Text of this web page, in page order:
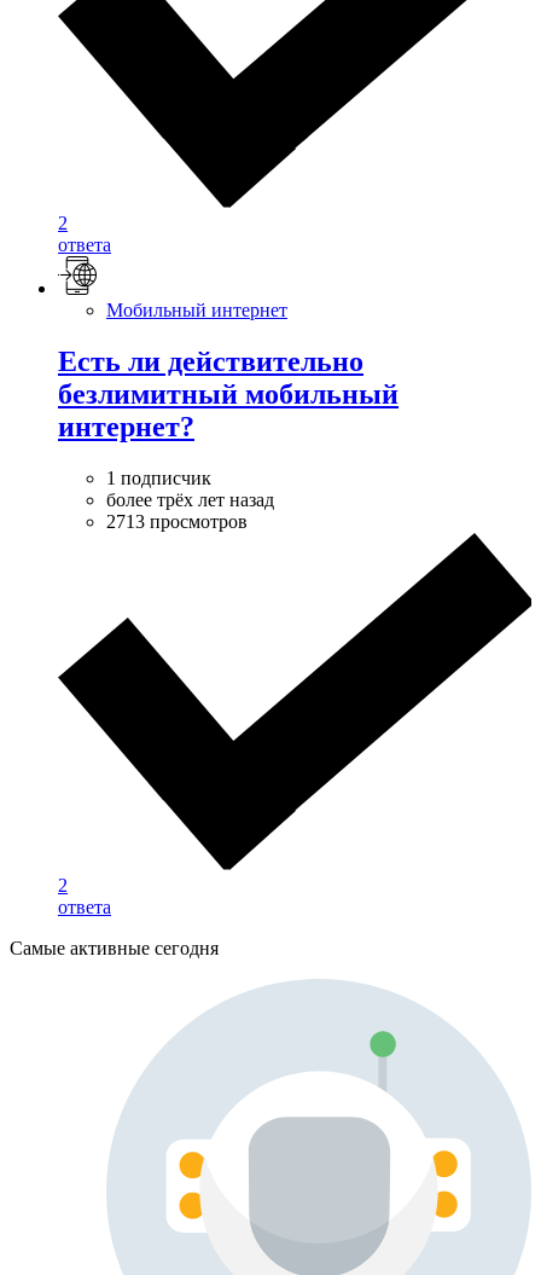
2
ответа
Мобильный интернет
Есть ли действительно
безлимитный мобильный
интернет?
1 подписчик
более трёх лет назад
2713 просмотров
2
ответа
Самые активные сегодня